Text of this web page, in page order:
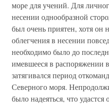
море для учений. Для
несении однообразной
был очень приятен, хотя он
облегчения в несении
необходимо было до
имевшееся в распоряжении
затягивался период
Северного моря.
было надеяться, что